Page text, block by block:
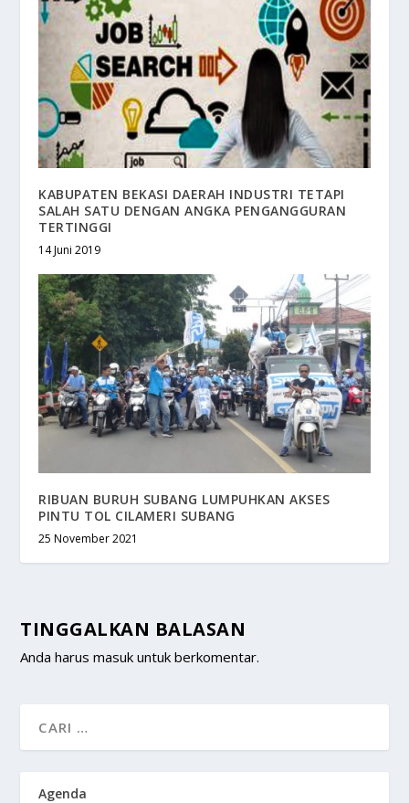
KABUPATEN BEKASI DAERAH INDUSTRI TETAPI
SALAH SATU DENGAN ANGKA PENGANGGURAN
TERTINGGI
14 Juni 2019
RIBUAN BURUH SUBANG LUMPUHKAN AKSES
PINTU TOL CILAMERI SUBANG
25 November 2021
TINGGALKAN BALASAN
Anda harusmasuk untuk berkomentar.
Agenda